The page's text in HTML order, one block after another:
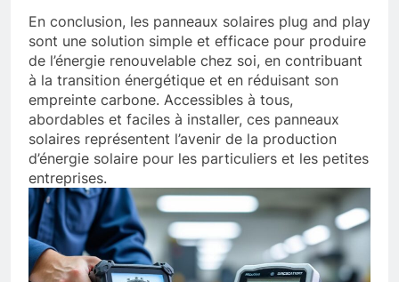
En conclusion, les panneaux solaires plug and play
sont une solution simple et efficace pour produire
de l’énergie renouvelable chez soi, en contribuant
à la transition énergétique et en réduisant son
empreinte carbone. Accessibles à tous,
abordables et faciles à installer, ces panneaux
solaires représentent l’avenir de la production
d’énergie solaire pour les particuliers et les petites
entreprises.